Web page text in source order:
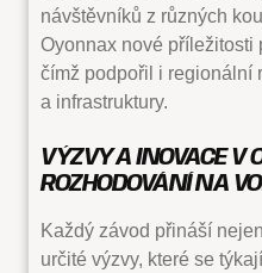
návštěvníků z různých
Oyonnax nové příležitosti
čímž podpořil i regionální
a infrastruktury.
VÝZVY A INOVACE V
ROZHODOVÁNÍ NA
Každý závod přináší
určité výzvy, které se